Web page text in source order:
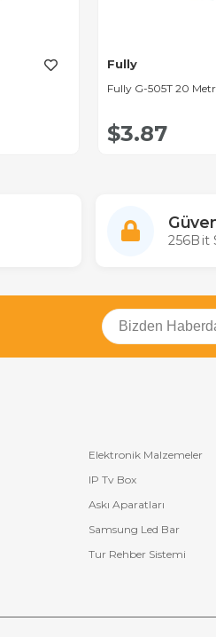
Fully
Fully G-505T 20
$3.87
256Bit
Elektronik Malzemeler
IP Tv Box
Askı Aparatları
Samsung Led Bar
Tur Rehber Sistemi